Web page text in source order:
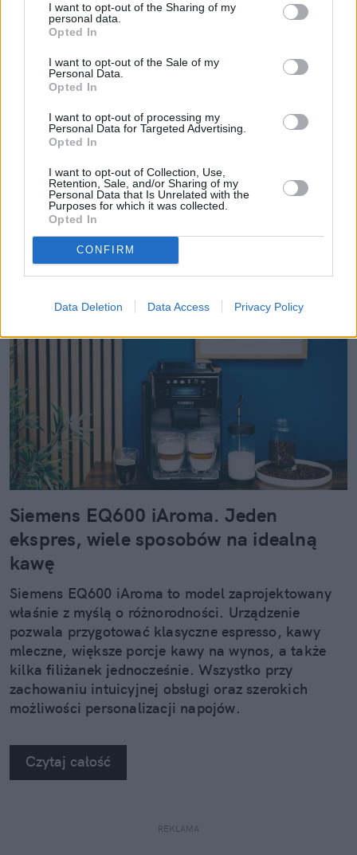
I want to opt-out of the Sharing of my
personal data.
Opted In
I want to opt-out of the Sale of my
Personal Data.
Opted In
I want to opt-out of processing my
Personal Data for Targeted Advertising.
Opted In
I want to opt-out of Collection, Use,
Retention, Sale, and/or Sharing of my
Personal Data that Is Unrelated with the
Purposes for which it was collected.
Opted In
CONFIRM
Data Deletion Data Access Privacy Policy
obserwuj nas w Google News!
Więcej:
Jarosław Kaczyński
Agata Duda Rafał Trzaskowski
Siemens EQ600 iAroma. Jeden
ekspres, wiele sposobów na idealną
kawę
Siemens EQ600 iAroma to model zaprojektowany
właśnie z myślą o różnorodności. Urządzenie
pozwala przygotować klasyczne espresso, kawy
mleczne, większe porcje kawy na wynos, a także
kilka filiżanek jednocześnie. Wszystko przy
zachowaniu intuicyjnej obsługi oraz szerokich
możliwości personalizacji napojów.
Czytaj całość
REKLAMA